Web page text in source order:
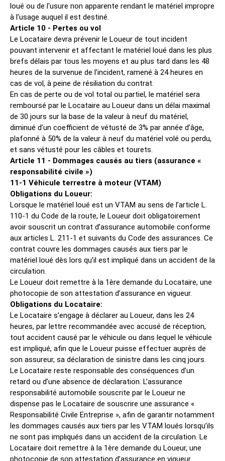
loué ou de l'usure non apparente rendant le matériel impropre
à l'usage auquel il est destiné.
Article 10 - Pertes ou vol
Le Locataire devra prévenir le Loueur de tout incident
pouvant intervenir et affectant le matériel loué dans les plus
brefs délais par tous les moyens et au plus tard dans les 48
heures de la survenue de l’incident, ramené à 24 heures en
cas de vol, à peine de résiliation du contrat.
En cas de perte ou de vol total ou partiel, le matériel sera
remboursé par le Locataire au Loueur dans un délai maximal
de 30 jours sur la base de la valeur à neuf du matériel,
diminué d’un coefficient de vétusté de 3% par année d’âge,
plafonné à 50% de la valeur à neuf du matériel volé ou perdu,
et sans vétusté pour les câbles et tourets.
Article 11 - Dommages causés au tiers (assurance «
responsabilité civile »)
11-1 Véhicule terrestre à moteur (VTAM)
Obligations du Loueur:
Lorsque le matériel loué est un VTAM au sens de l’article L.
110-1 du Code de la route, le Loueur doit obligatoirement
avoir souscrit un contrat d’assurance automobile conforme
aux articles L. 211-1 et suivants du Code des assurances. Ce
contrat couvre les dommages causés aux tiers par le
matériel loué dès lors qu’il est impliqué dans un accident de la
circulation.
Le Loueur doit remettre à la 1ère demande du Locataire, une
photocopie de son attestation d’assurance en vigueur.
Obligations du Locataire:
Le Locataire s’engage à déclarer au Loueur, dans les 24
heures, par lettre recommandée avec accusé de réception,
tout accident causé par le véhicule ou dans lequel le véhicule
est impliqué, afin que le Loueur puisse effectuer auprès de
son assureur, sa déclaration de sinistre dans les cinq jours.
Le Locataire reste responsable des conséquences d’un
retard ou d’une absence de déclaration. L’assurance
responsabilité automobile souscrite par le Loueur ne
dispense pas le Locataire de souscrire une assurance «
Responsabilité Civile Entreprise », afin de garantir notamment
les dommages causés aux tiers par les VTAM loués lorsqu’ils
ne sont pas impliqués dans un accident de la circulation. Le
Locataire doit remettre à la 1ère demande du Loueur, une
photocopie de son attestation d’assurance en vigueur.